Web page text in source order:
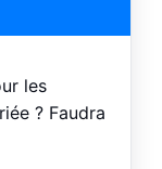
les
? Faudra